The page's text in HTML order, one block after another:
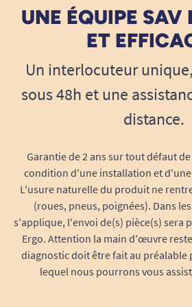
simple et rapide, même
ayant peu de force dans
Légère et discrète : fine et
elle peut se porter sous
gêne ni effet “armure”.
Matériaux confortables:
polyester, latex et PP pour
Entretien facile: se lave
rapidement, ne déforme
Trois tailles disponibles:
chacun selon sa
Usage préventif ou
tensions existantes ou
apparition lors des efforts
UNE ÉQUIPE SAV
ET
Un interlocuteur
sous 48h et une
distance.
Garantie de 2 ans sur tout défaut
condition d'une installation et
L'usure naturelle du produit ne
(roues, pneus, poignées). Dans
s'applique, l'envoi de(s) pièce(s) sera
Ergo. Attention la main d'œuvre
diagnostic doit être fait au préalable
lequel nous pourrons vous